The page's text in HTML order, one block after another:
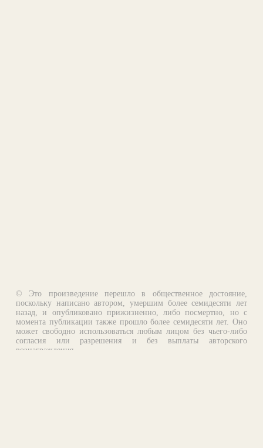
© Это произведение перешло в общественное достояние,
поскольку написано автором, умершим более семидесяти лет
назад, и опубликовано прижизненно, либо посмертно, но с
момента публикации также прошло более семидесяти лет. Оно
может свободно использоваться любым лицом без чьего-либо
согласия или разрешения и без выплаты авторского
вознаграждения.